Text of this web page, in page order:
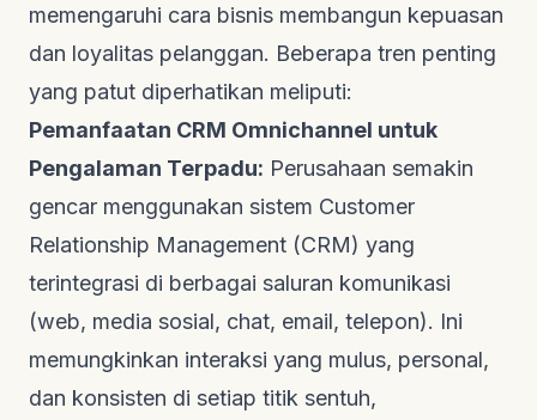
memengaruhi cara bisnis membangun kepuasan
dan loyalitas pelanggan. Beberapa tren penting
yang patut diperhatikan meliputi:
Pemanfaatan CRM Omnichannel untuk
Pengalaman Terpadu: Perusahaan semakin
gencar menggunakan sistem Customer
Relationship Management (CRM) yang
terintegrasi di berbagai saluran komunikasi
(web, media sosial, chat, email, telepon). Ini
memungkinkan interaksi yang mulus, personal,
dan konsisten di setiap titik sentuh,